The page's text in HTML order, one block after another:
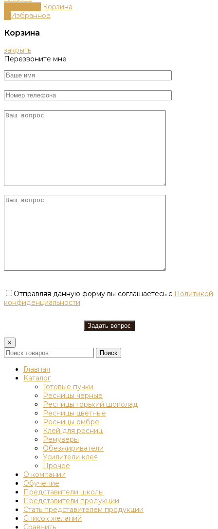
Корзина
Избранное
Корзина
закрыть
Перезвоните мне
Отправляя данную форму вы соглашаетесь с Политикой
конфиденциальности
×
Поиск
Главная
Каталог
Готовые пучки
Ресницы черные
Ресницы горький шоколад
Ресницы цветные
Ресницы омбре
Клей для ресниц
Ремуверы
Обезжириватели
Усилители клея
Прочее
О компании
Обучение
Представители школы
Представители продукции
Стать представителем продукции
Список желаний
Сравнить